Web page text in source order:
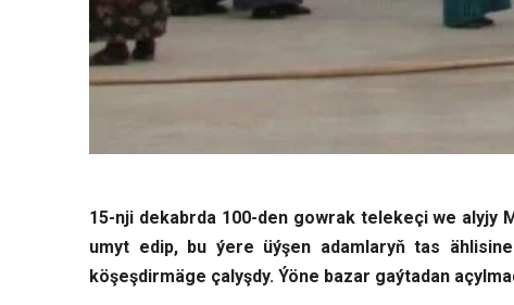
15-nji dekabrda 100-den gowrak telekeçi we alyjy
umyt edip, bu ýere üýşen adamlaryň tas
köşeşdirmäge çalyşdy. Ýöne bazar gaýtadan